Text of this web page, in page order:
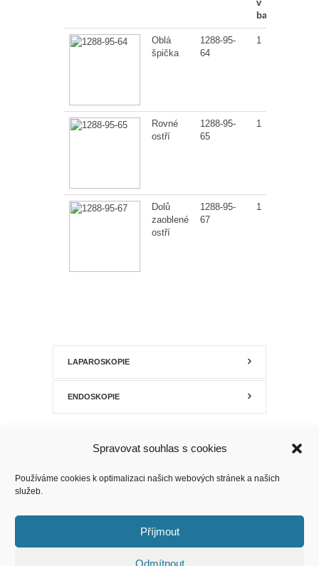
Spravovat souhlas s cookies
Používáme cookies k optimalizaci našich webových stránek a našich
služeb.
Příjmout
Odmítnout
v
balení
Oblá
špička
1288-95-
64
1
Rovné
ostří
1288-95-
65
1
Dolů
zaoblené
ostří
1288-95-
67
1
LAPAROSKOPIE
ENDOSKOPIE